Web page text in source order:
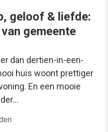
geloof & liefde:
gemeente
dan dertien-in-een-
huis woont prettiger
En een mooie